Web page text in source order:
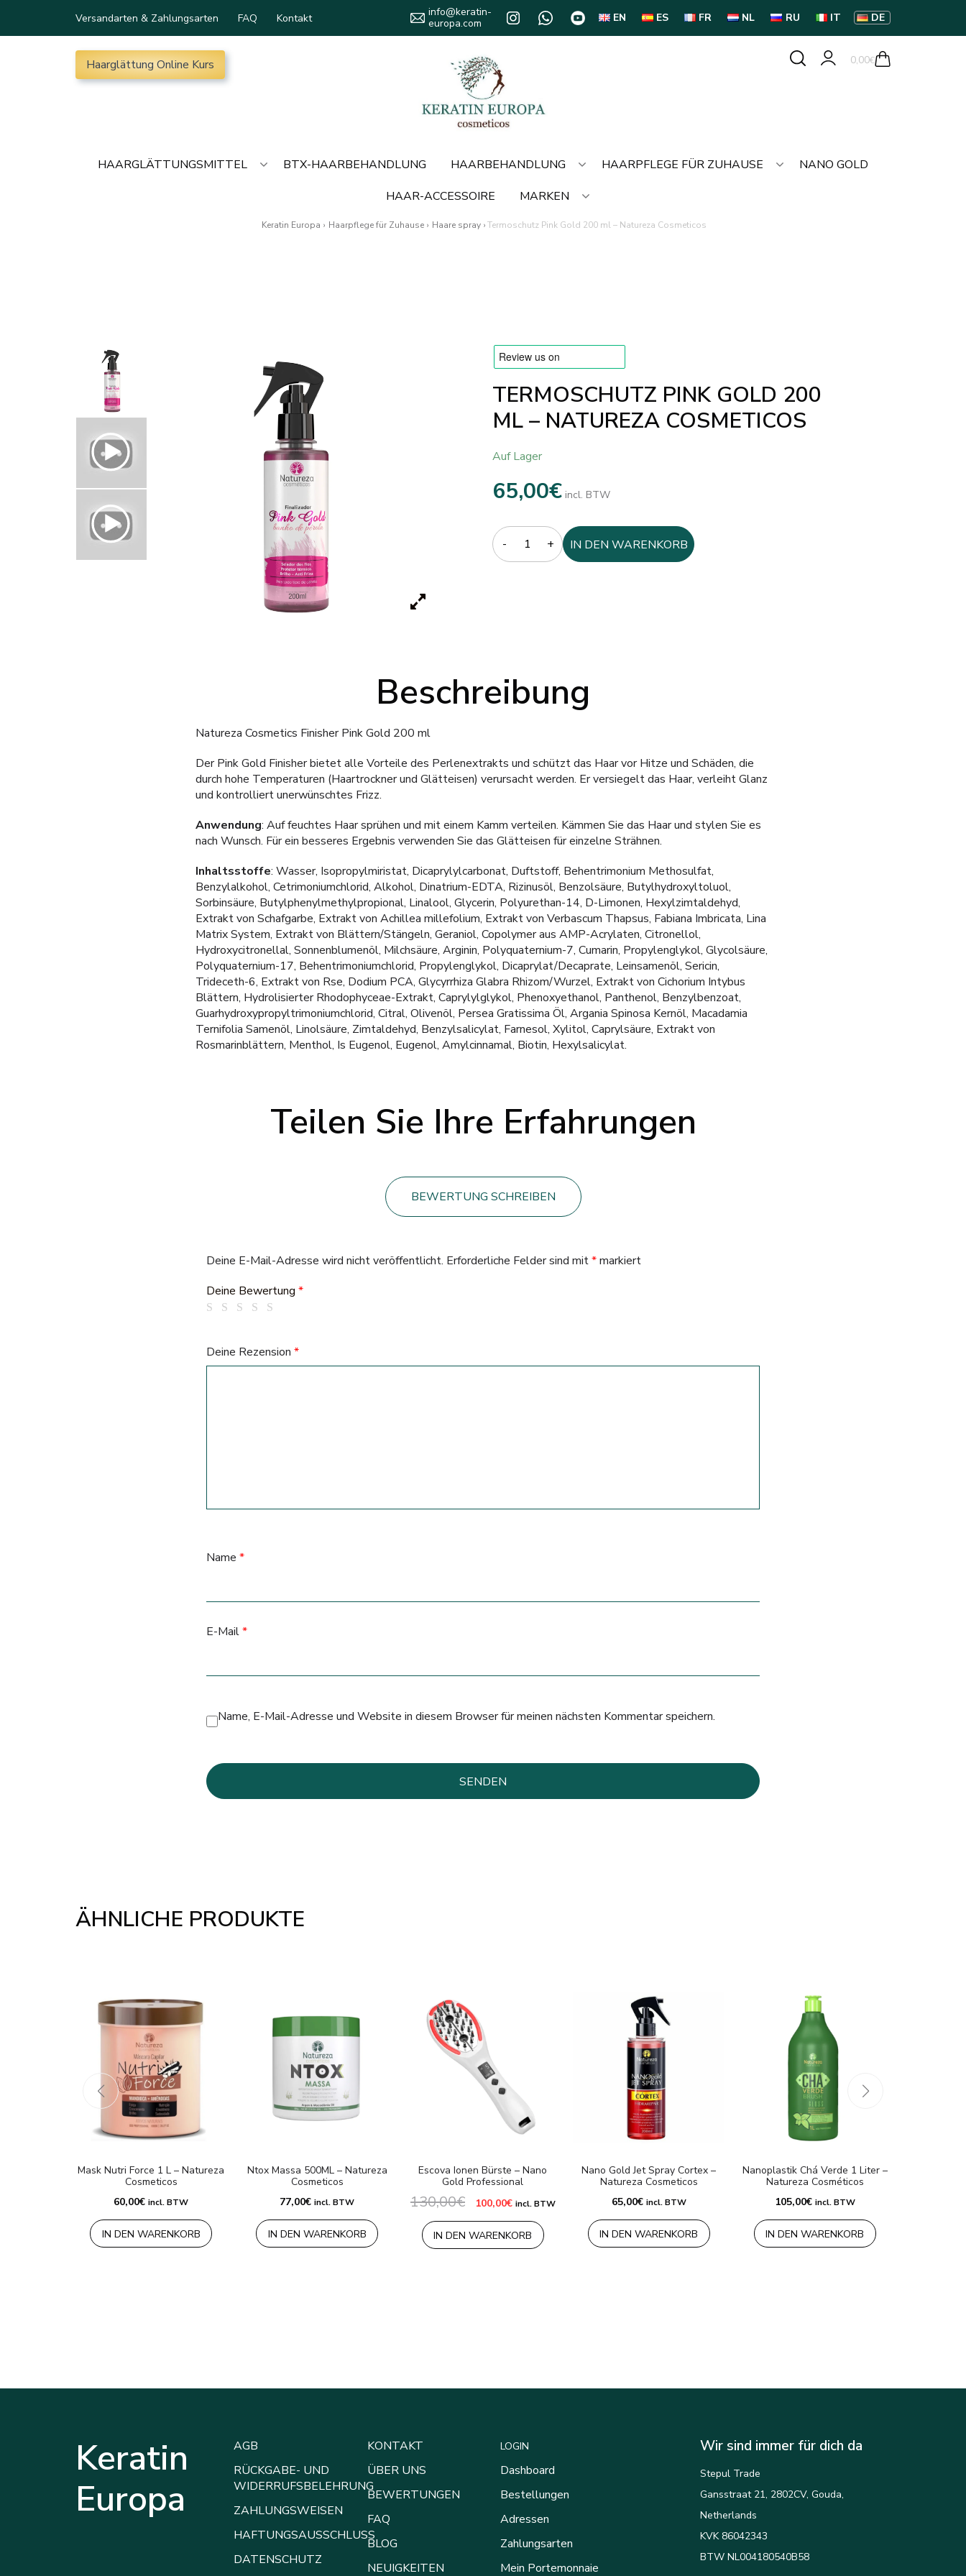
Versandarten & Zahlungsarten FAQ Kontakt
info@keratin-
europa.com
EN ES FR NL RU IT DE
Haarglättung Online Kurs 0,00€
HAARGLÄTTUNGSMITTEL BTX-HAARBEHANDLUNG HAARBEHANDLUNG HAARPFLEGE FÜR ZUHAUSE
NANO GOLD
HAAR-ACCESSOIRE
MARKEN
Keratin Europa › Haarpflege für Zuhause › Haare spray ›Termoschutz Pink Gold 200 ml – Natureza Cosmeticos
TERMOSCHUTZ PINK GOLD 200
ML – NATUREZA COSMETICOS
Auf Lager
65,00€ incl. BTW
Quantity
IN DEN WARENKORB
Beschreibung
Natureza Cosmetics Finisher Pink Gold 200 ml
Der Pink Gold Finisher bietet alle Vorteile des Perlenextrakts und schützt das Haar vor Hitze und Schäden, die
durch hohe Temperaturen (Haartrockner und Glätteisen) verursacht werden. Er versiegelt das Haar, verleiht Glanz
und kontrolliert unerwünschtes Frizz.
Anwendung: Auf feuchtes Haar sprühen und mit einem Kamm verteilen. Kämmen Sie das Haar und stylen Sie es
nach Wunsch. Für ein besseres Ergebnis verwenden Sie das Glätteisen für einzelne Strähnen.
Inhaltsstoffe: Wasser, Isopropylmiristat, Dicaprylylcarbonat, Duftstoff, Behentrimonium Methosulfat,
Benzylalkohol, Cetrimoniumchlorid, Alkohol, Dinatrium-EDTA, Rizinusöl, Benzolsäure, Butylhydroxyltoluol,
Sorbinsäure, Butylphenylmethylpropional, Linalool, Glycerin, Polyurethan-14, D-Limonen, Hexylzimtaldehyd,
Extrakt von Schafgarbe, Extrakt von Achillea millefolium, Extrakt von Verbascum Thapsus, Fabiana Imbricata, Lina
Matrix System, Extrakt von Blättern/Stängeln, Geraniol, Copolymer aus AMP-Acrylaten, Citronellol,
Hydroxycitronellal, Sonnenblumenöl, Milchsäure, Arginin, Polyquaternium-7, Cumarin, Propylenglykol, Glycolsäure,
Polyquaternium-17, Behentrimoniumchlorid, Propylenglykol, Dicaprylat/Decaprate, Leinsamenöl, Sericin,
Trideceth-6, Extrakt von Rse, Dodium PCA, Glycyrrhiza Glabra Rhizom/Wurzel, Extrakt von Cichorium Intybus
Blättern, Hydrolisierter Rhodophyceae-Extrakt, Caprylylglykol, Phenoxyethanol, Panthenol, Benzylbenzoat,
Guarhydroxypropyltrimoniumchlorid, Citral, Olivenöl, Persea Gratissima Öl, Argania Spinosa Kernöl, Macadamia
Ternifolia Samenöl, Linolsäure, Zimtaldehyd, Benzylsalicylat, Farnesol, Xylitol, Caprylsäure, Extrakt von
Rosmarinblättern, Menthol, Is Eugenol, Eugenol, Amylcinnamal, Biotin, Hexylsalicylat.
Teilen Sie Ihre Erfahrungen
BEWERTUNG SCHREIBEN
Deine E-Mail-Adresse wird nicht veröffentlicht. Erforderliche Felder sind mit*markiert
Deine Bewertung *
Deine Rezension *
Name *
E-Mail*
Name, E-Mail-Adresse und Website in diesem Browser für meinen nächsten Kommentar speichern.
ÄHNLICHE PRODUKTE
Mask Nutri Force 1 L – Natureza
Cosmeticos
60,00€ incl. BTW
IN DEN WARENKORB
Ntox Massa 500ML – Natureza
Cosmeticos
77,00€ incl. BTW
IN DEN WARENKORB
Escova Ionen Bürste – Nano
Gold Professional
130,00€ Ursprünglicher
Preis
war:
130,00€
100,00€Aktueller
ist:
100,00€.
incl. BTW
IN DEN WARENKORB
Nano Gold Jet Spray Cortex –
Natureza Cosmeticos
65,00€ incl. BTW
IN DEN WARENKORB
Nanoplastik Chá Verde 1 Liter –
Natureza Cosméticos
105,00€ incl. BTW
IN DEN WARENKORB
Keratin
Europa
AGB
RÜCKGABE- UND
WIDERRUFSBELEHRUNG
ZAHLUNGSWEISEN
HAFTUNGSAUSSCHLUSS
DATENSCHUTZ
KONTAKT
ÜBER UNS
BEWERTUNGEN
FAQ
BLOG
NEUIGKEITEN
LOGIN
Dashboard
Bestellungen
Adressen
Zahlungsarten
Mein Portemonnaie
Wir sind immer für dich da
Stepul Trade
Gansstraat 21, 2802CV, Gouda,
Netherlands
KVK 86042343
BTW NL004180540B58